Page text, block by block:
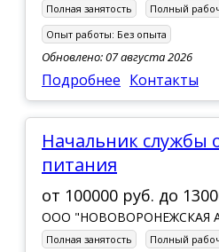
Полная занятость
Полный
Опыт работы: Без опыта
Обновлено: 07 августа 2026
Подробнее Контакты
Начальник службы общественного
питания
от 100000 руб. до
ООО "НОВОВОРОНЕЖСКАЯ
Полная занятость
Полный